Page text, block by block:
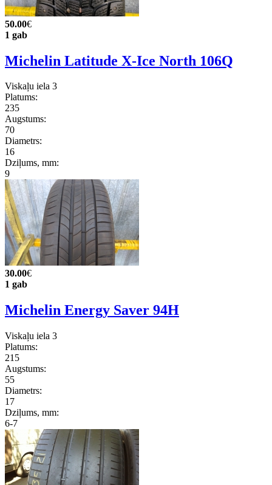
50.00€
1 gab
Michelin Latitude X-Ice North 106Q
Viskaļu iela 3
Platums:
235
Augstums:
70
Diametrs:
16
Dziļums, mm:
9
30.00€
1 gab
Michelin Energy Saver 94H
Viskaļu iela 3
Platums:
215
Augstums:
55
Diametrs:
17
Dziļums, mm:
6-7